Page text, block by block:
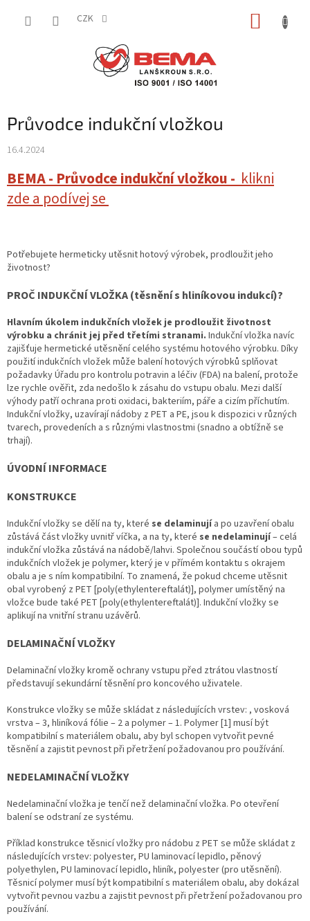
CZK
Průvodce indukční vložkou
16.4.2024
BEMA - Průvodce indukční vložkou - klikni
zde a podívej se
Potřebujete hermeticky utěsnit hotový výrobek, prodloužit jeho
životnost?
PROČ INDUKČNÍ VLOŽKA (těsnění s hliníkovou indukcí)?
Hlavním úkolem indukčních vložek je prodloužit životnost
výrobku a chránit jej před třetími stranami. Indukční vložka navíc
zajišťuje hermetické utěsnění celého systému hotového výrobku. Díky
použití indukčních vložek může balení hotových výrobků splňovat
požadavky Úřadu pro kontrolu potravin a léčiv (FDA) na balení, protože
lze rychle ověřit, zda nedošlo k zásahu do vstupu obalu. Mezi další
výhody patří ochrana proti oxidaci, bakteriím, páře a cizím příchutím.
Indukční vložky, uzavírají nádoby z PET a PE, jsou k dispozici v různých
tvarech, provedeních a s různými vlastnostmi (snadno a obtížně se
trhají).
ÚVODNÍ INFORMACE
KONSTRUKCE
Indukční vložky se dělí na ty, které se delaminujía po uzavření obalu
zůstává část vložky uvnitř víčka, a na ty, které se nedelaminují– celá
indukční vložka zůstává na nádobě/lahvi. Společnou součástí obou typů
indukčních vložek je polymer, který je v přímém kontaktu s okrajem
obalu a je s ním kompatibilní. To znamená, že pokud chceme utěsnit
obal vyrobený z PET [poly(ethylentereftalát)], polymer umístěný na
vložce bude také PET [poly(ethylentereftalát)]. Indukční vložky se
aplikují na vnitřní stranu uzávěrů.
DELAMINAČNÍ VLOŽKY
Delaminační vložky kromě ochrany vstupu před ztrátou vlastností
představují sekundární těsnění pro koncového uživatele.
Konstrukce vložky se může skládat z následujících vrstev: , vosková
vrstva – 3, hliníková fólie – 2 a polymer – 1. Polymer [1] musí být
kompatibilní s materiálem obalu, aby byl schopen vytvořit pevné
těsnění a zajistit pevnost při přetržení požadovanou pro používání.
NEDELAMINAČNÍ VLOŽKY
Nedelaminační vložka je tenčí než delaminační vložka. Po otevření
balení se odstraní ze systému.
Příklad konstrukce těsnicí vložky pro nádobu z PET se může skládat z
následujících vrstev: polyester, PU laminovací lepidlo, pěnový
polyethylen, PU laminovací lepidlo, hliník, polyester (pro utěsnění).
Těsnicí polymer musí být kompatibilní s materiálem obalu, aby dokázal
vytvořit pevnou vazbu a zajistit pevnost při přetržení požadovanou pro
používání.